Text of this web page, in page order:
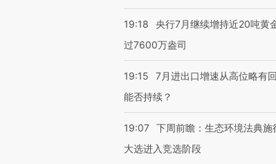
19:18
央行7月继续增持近20吨黄
过7600万盎司
19:15
7月进出口增速从高位略有
能否持续？
19:07 下周前瞻：生态环境法典施
大选进入竞选阶段